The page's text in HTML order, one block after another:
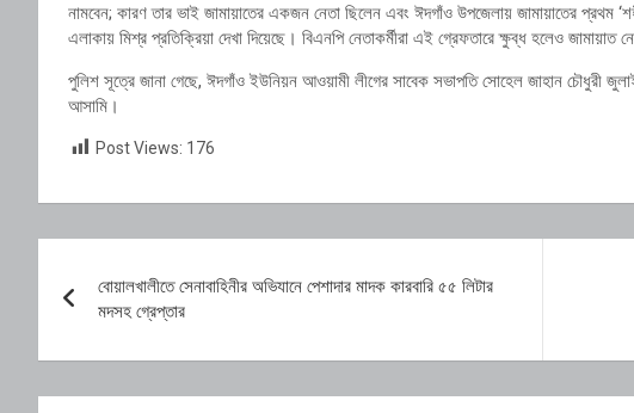
নামবেন; কারণ তার ভাই জামায়াতের একজন নেতা ছিলেন এবং ঈদগাঁও উপজেলায় জামায়াতের প্রথম
এলাকায় মিশ্র প্রতিক্রিয়া দেখা দিয়েছে। বিএনপি নেতাকর্মীরা এই গ্রেফতারে ক্ষুব্ধ হলেও জামায়াত
পুলিশ সূত্রে জানা গেছে, ঈদগাঁও ইউনিয়ন আওয়ামী লীগের সাবেক সভাপতি সোহেল জাহান চৌধুরী
আসামি।
Post Views: 176
navigation
বোয়ালখালীতে সেনাবাহিনীর অভিযানে পেশাদার মাদক কারবারি ৫৫ লিটার
মদসহ গ্রেপ্তার